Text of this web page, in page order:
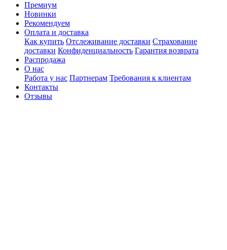
Премиум
Новинки
Рекомендуем
Оплата и доставка
Как купить Отслеживание доставки Страхование
доставки Конфиденциальность Гарантия возврата
Распродажа
О нас
Работа у нас Партнерам Требования к клиентам
Контакты
Отзывы